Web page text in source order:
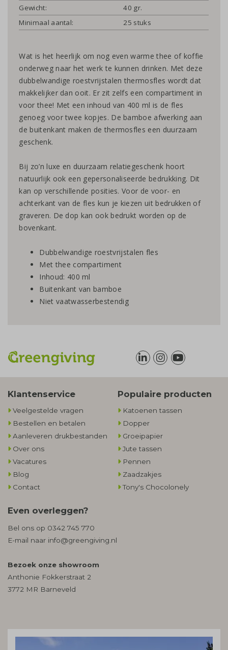
Gewicht:
40 gr.
Minimaal aantal:
25 stuks
Wat is het heerlijk om nog even warme thee of koffie
onderweg naar het werk te kunnen drinken. Met deze
dubbelwandige roestvrijstalen thermosfles wordt dat
makkelijker dan ooit. Er zit zelfs een compartiment in
voor thee! Met een inhoud van 400 ml is de fles
genoeg voor twee kopjes. De bamboe afwerking aan
de buitenkant maken de thermosfles een duurzaam
geschenk.
Bij zo’n luxe en duurzaam relatiegeschenk hoort
natuurlijk ook een gepersonaliseerde bedrukking. Dit
kan op verschillende posities. Voor de voor- en
achterkant van de fles kun je kiezen uit bedrukken of
graveren. De dop kan ook bedrukt worden op de
bovenkant.
Dubbelwandige roestvrijstalen fles
Met thee compartiment
Inhoud: 400 ml
Buitenkant van bamboe
Niet vaatwasserbestendig
Klantenservice
Veelgestelde vragen
Bestellen en betalen
Aanleveren drukbestanden
Over ons
Vacatures
Blog
Contact
Populaire producten
Katoenen tassen
Dopper
Groeipapier
Jute tassen
Pennen
Zaadzakjes
Tony's Chocolonely
Even overleggen?
Bel ons op 0342 745 770
E-mail naar info@greengiving.nl
Bezoek onze showroom
Anthonie Fokkerstraat 2
3772 MR Barneveld